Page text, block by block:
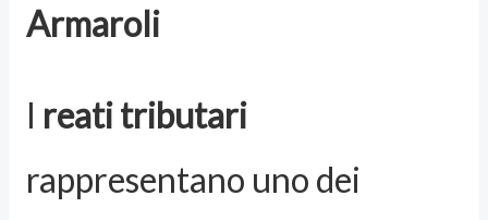
Armaroli
I reati tributari
rappresentano uno dei